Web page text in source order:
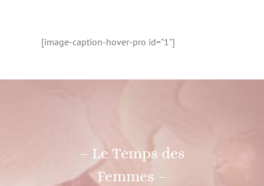
[image-caption-hover-pro id="1"]
– Le Temps des
Femmes –